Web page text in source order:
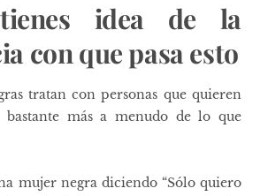
idea de la
con que pasa esto
tratan con personas que quieren
más a menudo de lo que
mujer negra diciendo “Sólo quiero